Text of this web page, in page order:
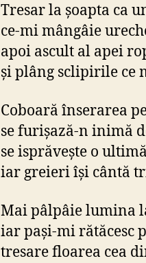
Tresar la şoapta ca
ce-mi mângâie
apoi ascult al apei
şi plâng sclipirile ce
Coboară înserarea
se furişază-n inimă
se isprăveşte o
iar greieri îşi cântă
Mai pâlpâie lumina
iar paşi-mi rătăcesc
tresare floarea cea